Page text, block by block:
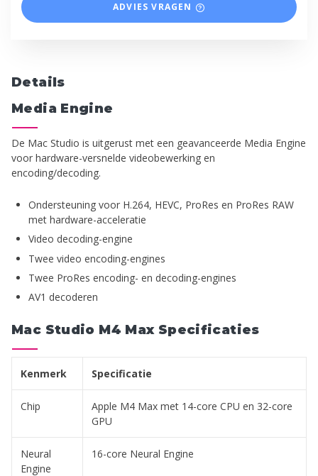
ADVIES VRAGEN
Details
Media Engine
De Mac Studio is uitgerust met een geavanceerde Media Engine
voor hardware-versnelde videobewerking en
encoding/decoding.
Ondersteuning voor H.264, HEVC, ProRes en ProRes RAW
met hardware-acceleratie
Video decoding-engine
Twee video encoding-engines
Twee ProRes encoding- en decoding-engines
AV1 decoderen
Mac Studio M4 Max Specificaties
Kenmerk Specificatie
Chip
Apple M4 Max met 14-core CPU en 32-core
GPU
Neural
Engine
16-core Neural Engine